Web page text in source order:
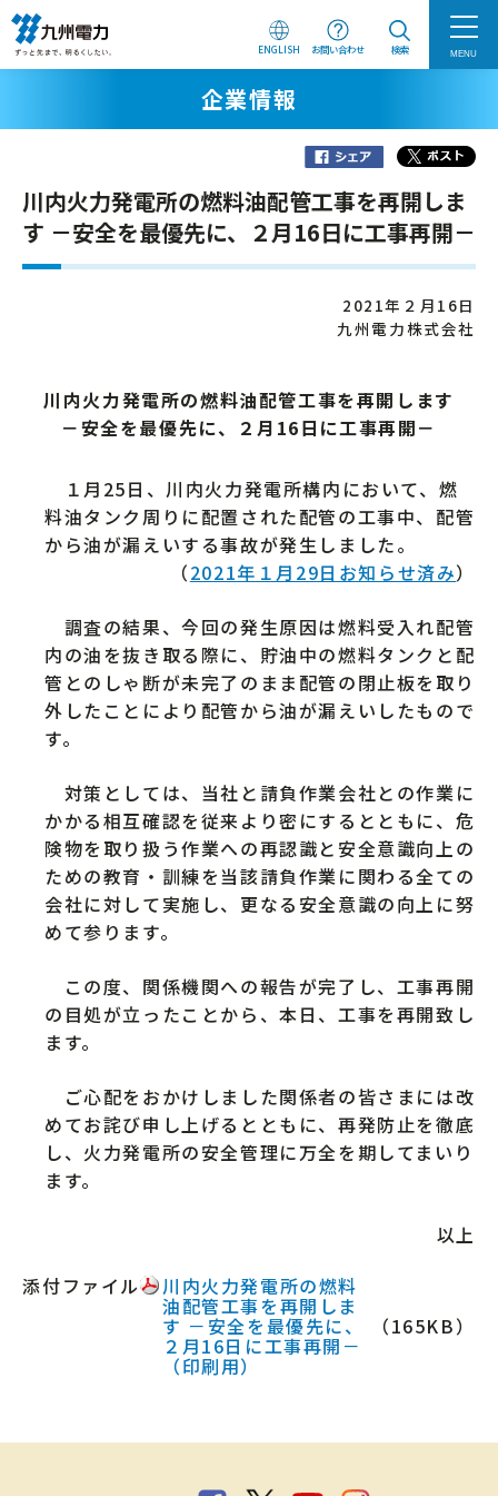
ENGLISH お問い合わせ 検索 MENU
企業情報
川内火力発電所の燃料油配管工事を再開しま
す －安全を最優先に、２月16日に工事再開－
2021年２月16日
九州電力株式会社
川内火力発電所の燃料油配管工事を再開します
－安全を最優先に、２月16日に工事再開－
１月25日、川内火力発電所構内において、燃
料油タンク周りに配置された配管の工事中、配管
から油が漏えいする事故が発生しました。
（2021年１月29日お知らせ済み）
調査の結果、今回の発生原因は燃料受入れ配管
内の油を抜き取る際に、貯油中の燃料タンクと配
管とのしゃ断が未完了のまま配管の閉止板を取り
外したことにより配管から油が漏えいしたもので
す。
対策としては、当社と請負作業会社との作業に
かかる相互確認を従来より密にするとともに、危
険物を取り扱う作業への再認識と安全意識向上の
ための教育・訓練を当該請負作業に関わる全ての
会社に対して実施し、更なる安全意識の向上に努
めて参ります。
この度、関係機関への報告が完了し、工事再開
の目処が立ったことから、本日、工事を再開致し
ます。
ご心配をおかけしました関係者の皆さまには改
めてお詫び申し上げるとともに、再発防止を徹底
し、火力発電所の安全管理に万全を期してまいり
ます。
以上
添付ファイル
川内火力発電所の燃料
油配管工事を再開しま
す －安全を最優先に、
２月16日に工事再開－
（印刷用）
（165KB）